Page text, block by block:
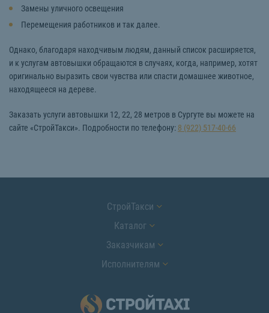
Замены уличного освещения
Перемещения работников и так далее.
Однако, благодаря находчивым людям, данный список расширяется,
и к услугам автовышки обращаются в случаях, когда, например, хотят
оригинально выразить свои чувства или спасти домашнее животное,
находящееся на дереве.
Заказать услуги автовышки 12, 22, 28 метров в Сургуте вы можете на
сайте «СтройТакси». Подробности по телефону: 8 (922) 517-40-66
СтройТакси
Каталог
Заказчикам
Исполнителям